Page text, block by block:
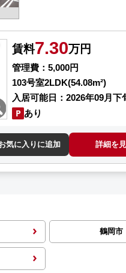
賃料7.30万円
管理費
5,000円
103号室2LDK(54.08m²)
入居可能日
2026年09月下
あり
気に入りに追加 詳細を
鶴岡市